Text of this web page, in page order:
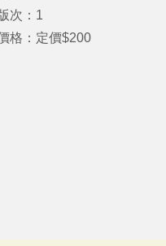
次：1
格：定價$200